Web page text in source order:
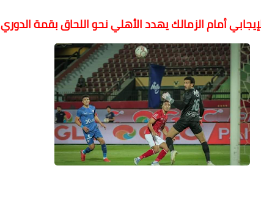
أمام الزمالك يهدد الأهلي نحو اللحاق بقمة الدوري